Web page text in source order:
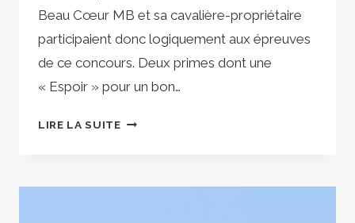
Beau Cœur MB et sa cavalière-propriétaire
participaient donc logiquement aux épreuves
de ce concours. Deux primes dont une
« Espoir » pour un bon…
LIRE LA SUITEDEUX